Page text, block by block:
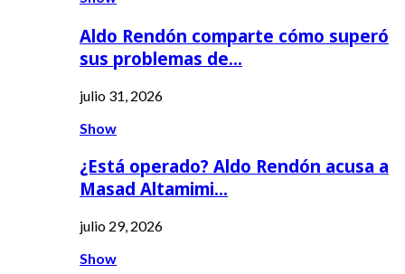
Aldo Rendón comparte cómo superó
sus problemas de…
julio 31, 2026
Show
¿Está operado? Aldo Rendón acusa a
Masad Altamimi…
julio 29, 2026
Show